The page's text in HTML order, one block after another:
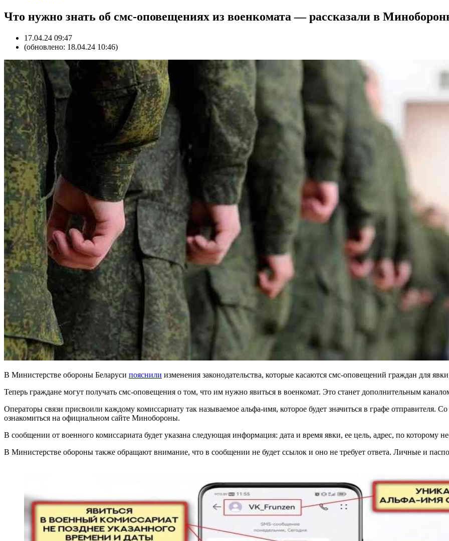
Что нужно знать об смс-оповещениях из военкомата — рассказали в
17.04.24 09:47
(обновлено: 18.04.24 10:46)
В Министерстве обороны Беларуси пояснили изменения законодательства, которые касаются смс-оповещений граждан для
Теперь граждане могут получать смс-оповещения о том, что им нужно явиться в военкомат. Это станет дополнительным
Операторы связи присвоили каждому комиссариату так называемое альфа-имя, которое будет значиться в графе
ознакомиться на официальном сайте Минобороны.
В сообщении от военного комиссариата будет указана следующая информация: дата и время явки, ее цель, адрес, по которому
В Министерстве обороны также обращают внимание, что в сообщении не будет ссылок и оно не требует ответа. Личные и